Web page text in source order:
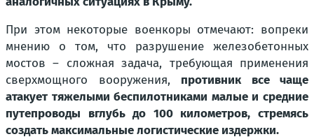
При этом некоторые военкоры отмечают: вопреки
мнению о том, что разрушение железобетонных
мостов – сложная задача, требующая применения
сверхмощного вооружения, противник все чаще
атакует тяжелыми беспилотниками малые и средние
путепроводы вглубь до 100 километров, стремясь
создать максимальные логистические издержки.